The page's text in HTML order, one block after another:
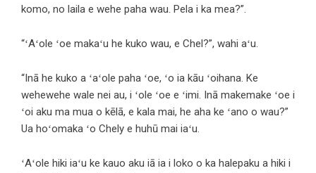
komo, no laila e wehe paha wau. Pela i ka mea?”.
“ʻAʻole ʻoe makaʻu he kuko wau, e Chel?”, wahi aʻu.
“Inā he kuko a ʻaʻole paha ʻoe, ʻo ia kāu ʻoihana. Ke
wehewehe wale nei au, i ʻole ʻoe e ʻimi. Inā makemake ʻoe i
ʻoi aku ma mua o kēlā, e kala mai, he aha ke ʻano o wau?”
Ua hoʻomaka ʻo Chely e huhū mai iaʻu.
ʻAʻole hiki iaʻu ke kauo aku iā ia i loko o ka halepaku a hiki i